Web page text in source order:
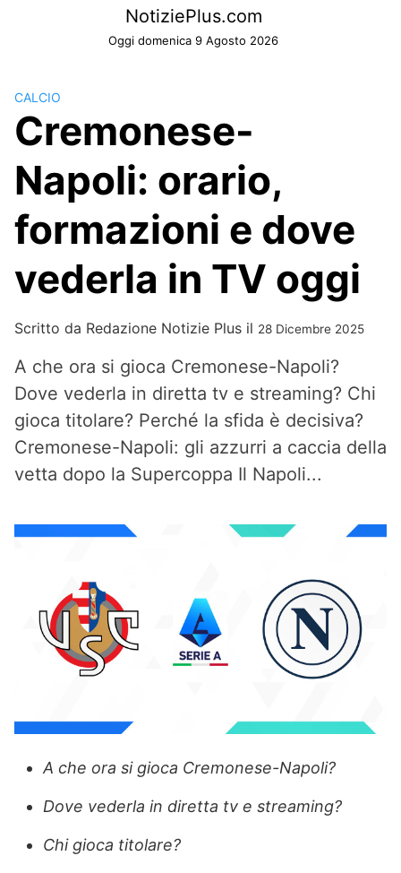
NotiziePlus.com
Oggi domenica 9 Agosto 2026
CALCIO
Cremonese-
Napoli: orario,
formazioni e dove
vederla in TV oggi
Scritto da Redazione Notizie Plus il 28 Dicembre 2025
A che ora si gioca Cremonese-Napoli?
Dove vederla in diretta tv e streaming? Chi
gioca titolare? Perché la sfida è decisiva?
Cremonese-Napoli: gli azzurri a caccia della
vetta dopo la Supercoppa Il Napoli...
A che ora si gioca Cremonese-Napoli?
Dove vederla in diretta tv e streaming?
Chi gioca titolare?